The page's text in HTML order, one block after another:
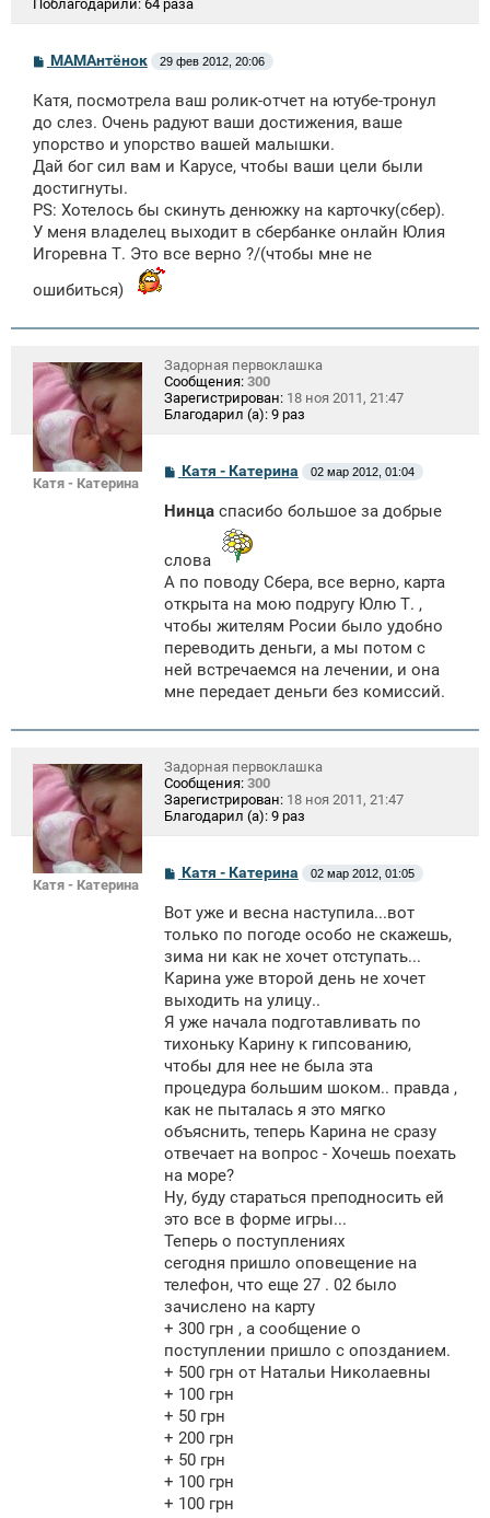
Поблагодарили: 64 раза
С
б
щ
н
и
МАМАнтёнок 29 фев 2012, 20:06
Катя, посмотрела ваш ролик-отчет на ютубе-тронул
до слез. Очень радуют ваши достижения, ваше
упорство и упорство вашей малышки.
Дай бог сил вам и Карусе, чтобы ваши цели были
достигнуты.
PS: Хотелось бы скинуть денюжку на карточку(сбер).
У меня владелец выходит в сбербанке онлайн Юлия
Игоревна Т. Это все верно ?/(чтобы мне не
ошибиться)
Катя - Катерина
Задорная первоклашка
Сообщения: 300
Зарегистрирован: 18 ноя 2011, 21:47
Благодарил (а): 9 раз
С
б
н
и
е
Катя - Катерина 02 мар 2012, 01:04
Нинца спасибо большое за добрые
слова
А по поводу Сбера, все верно, карта
открыта на мою подругу Юлю Т. ,
чтобы жителям Росии было удобно
переводить деньги, а мы потом с
ней встречаемся на лечении, и она
мне передает деньги без комиссий.
Катя - Катерина
Задорная первоклашка
Сообщения: 300
Зарегистрирован: 18 ноя 2011, 21:47
Благодарил (а): 9 раз
С
б
щ
н
и
Катя - Катерина 02 мар 2012, 01:05
Вот уже и весна наступила...вот
только по погоде особо не скажешь,
зима ни как не хочет отступать...
Карина уже второй день не хочет
выходить на улицу..
Я уже начала подготавливать по
тихоньку Карину к гипсованию,
чтобы для нее не была эта
процедура большим шоком.. правда ,
как не пыталась я это мягко
объяснить, теперь Карина не сразу
отвечает на вопрос - Хочешь поехать
на море?
Ну, буду стараться преподносить ей
это все в форме игры...
Теперь о поступлениях
сегодня пришло оповещение на
телефон, что еще 27 . 02 было
зачислено на карту
+ 300 грн , а сообщение о
поступлении пришло с опозданием.
+ 500 грн от Натальи Николаевны
+ 100 грн
+ 50 грн
+ 200 грн
+ 50 грн
+ 100 грн
+ 100 грн